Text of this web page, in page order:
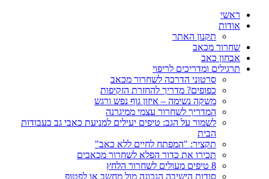
ראשי
אודות
תקנון האתר
שחרור מכאב
אבחון כאב
תרגילים ומדריכים לריפוי
סרטוני הדרכה לשחרור מכאב
כפופים? מדריך להחזרת הזקיפות
משקה נשימה – איזון גוף נפש ורגש
המדריך לשחרור עצמי ממיגרנה
לשמור על הגב: טיפים יעילים למניעת כאבי גב בעבודות
הבית
תקציר: "המפתח לחיים ללא כאב"
תכירו את כדור הפלא לשחרור מכאבים
8 טיפים מעולים לשחרור הלחץ
סודות הישיבה הנכונה מול מחשב או לפטופ